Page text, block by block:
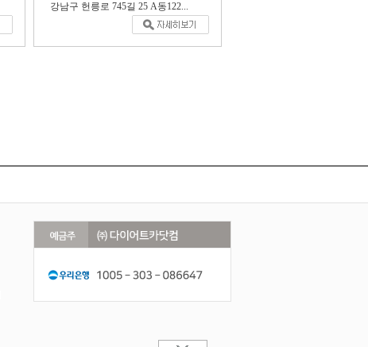
강남구 헌릉로 745길 25 A동122...